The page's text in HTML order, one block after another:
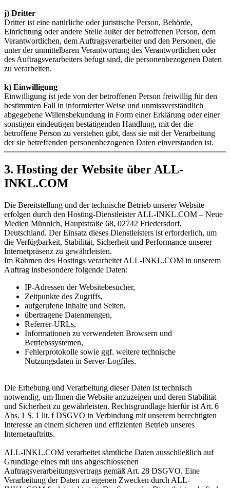
j) Dritter
Dritter ist eine natürliche oder juristische Person, Behörde,
Einrichtung oder andere Stelle außer der betroffenen Person, dem
Verantwortlichen, dem Auftragsverarbeiter und den Personen, die
unter der unmittelbaren Verantwortung des Verantwortlichen oder
des Auftragsverarbeiters befugt sind, die personenbezogenen Daten
zu verarbeiten.
k) Einwilligung
Einwilligung ist jede von der betroffenen Person freiwillig für den
bestimmten Fall in informierter Weise und unmissverständlich
abgegebene Willensbekundung in Form einer Erklärung oder einer
sonstigen eindeutigen bestätigenden Handlung, mit der die
betroffene Person zu verstehen gibt, dass sie mit der Verarbeitung
der sie betreffenden personenbezogenen Daten einverstanden ist.
3. Hosting der Website über ALL-
INKL.COM
Die Bereitstellung und der technische Betrieb unserer Website
erfolgen durch den Hosting-Dienstleister ALL-INKL.COM – Neue
Medien Münnich, Hauptstraße 68, 02742 Friedersdorf,
Deutschland. Der Einsatz dieses Dienstleisters ist erforderlich, um
die Verfügbarkeit, Stabilität, Sicherheit und Performance unserer
Internetpräsenz zu gewährleisten.
Im Rahmen des Hostings verarbeitet ALL-INKL.COM in unserem
Auftrag insbesondere folgende Daten:
‎IP-Adressen der Websitebesucher,
Zeitpunkte des Zugriffs,
aufgerufene Inhalte und Seiten,
übertragene Datenmengen,
Referrer-URLs,
Informationen zu verwendeten Browsern und
Betriebssystemen,
Fehlerprotokolle sowie ggf. weitere technische
Nutzungsdaten in Server-Logfiles.
Die Erhebung und Verarbeitung dieser Daten ist technisch
notwendig, um Ihnen die Website anzuzeigen und deren Stabilität
und Sicherheit zu gewährleisten. Rechtsgrundlage hierfür ist Art. 6
Abs. 1 S. 1 lit. f DSGVO in Verbindung mit unserem berechtigten
Interesse an einem sicheren und effizienten Betrieb unseres
Internetauftritts.
ALL-INKL.COM verarbeitet sämtliche Daten ausschließlich auf
Grundlage eines mit uns abgeschlossenen
Auftragsverarbeitungsvertrags gemäß Art. 28 DSGVO. Eine
Verarbeitung der Daten zu eigenen Zwecken durch ALL-